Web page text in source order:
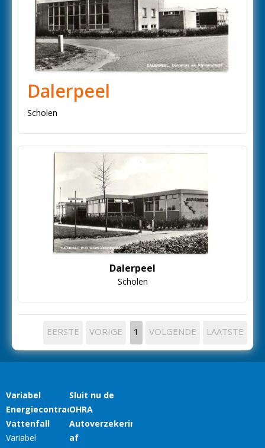
Dalerpeel
Scholen
Dalerpeel
Scholen
EERSTE VORIGE 1 VOLGENDE LAATSTE